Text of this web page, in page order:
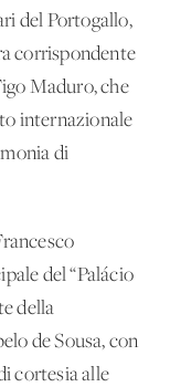
del Portogallo,
corrispondente
Maduro, che
internazionale
di
del “Palácio
della
de Sousa, con
cortesia alle